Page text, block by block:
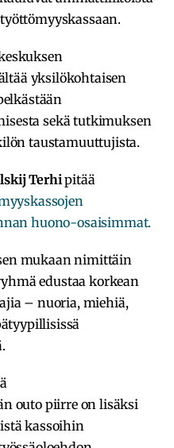
yksilökohtaisen
sekä tutkimuksen
taustamuuttujista.
Terhi pitää
huono-osaisimmat.
mukaan nimittäin
edustaa korkean
– nuoria, miehiä,
outo piirre on lisäksi
kassoihin